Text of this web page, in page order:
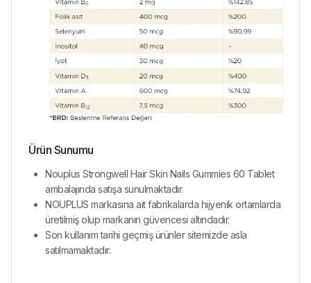
Ürün Sunumu
Nouplus Strongwell Hair Skin Nails Gummies 60 Tablet
ambalajında satışa sunulmaktadır.
NOUPLUS markasına ait fabrikalarda hijyenik ortamlarda
üretilmiş olup markanın güvencesi altındadır.
Son kullanım tarihi geçmiş ürünler sitemizde asla
satılmamaktadır.